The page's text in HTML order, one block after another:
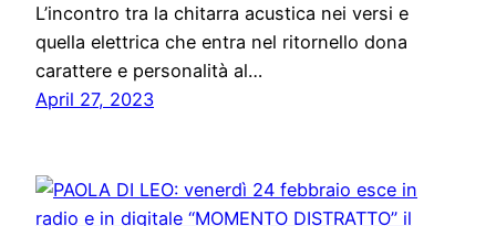
L’incontro tra la chitarra acustica nei versi e
quella elettrica che entra nel ritornello dona
carattere e personalità al…
April 27, 2023